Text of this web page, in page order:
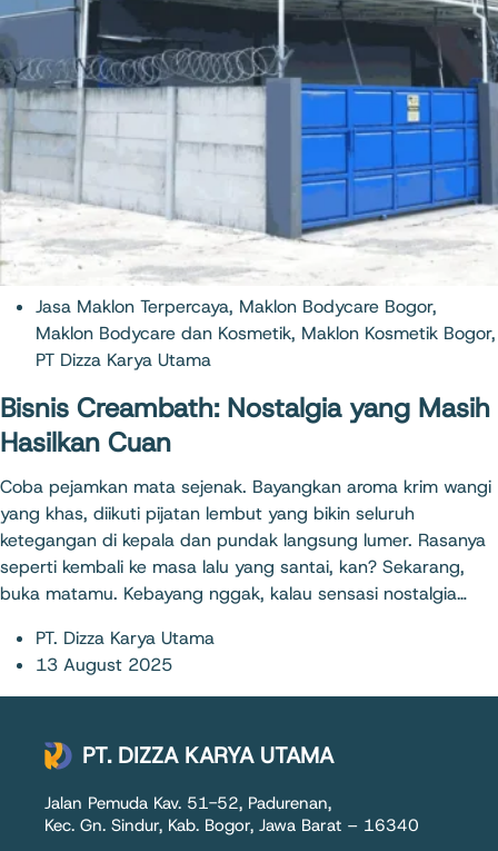
Jasa Maklon Terpercaya, Maklon Bodycare Bogor,
Maklon Bodycare dan Kosmetik, Maklon Kosmetik Bogor,
PT Dizza Karya Utama
Bisnis Creambath: Nostalgia yang Masih
Hasilkan Cuan
Coba pejamkan mata sejenak. Bayangkan aroma krim wangi
yang khas, diikuti pijatan lembut yang bikin seluruh
ketegangan di kepala dan pundak langsung lumer. Rasanya
seperti kembali ke masa lalu yang santai, kan? Sekarang,
buka matamu. Kebayang nggak, kalau sensasi nostalgia…
PT. Dizza Karya Utama
13 August 2025
PT. DIZZA KARYA UTAMA
Jalan Pemuda Kav. 51-52, Padurenan,
Kec. Gn. Sindur, Kab. Bogor, Jawa Barat – 16340